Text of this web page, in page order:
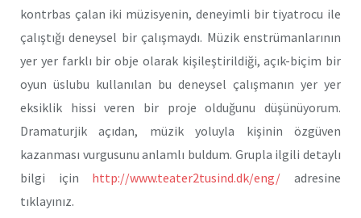
kontrbas çalan iki müzisyenin, deneyimli bir tiyatrocu ile
çalıştığı deneysel bir çalışmaydı. Müzik enstrümanlarının
yer yer farklı bir obje olarak kişileştirildiği, açık-biçim bir
oyun üslubu kullanılan bu deneysel çalışmanın yer yer
eksiklik hissi veren bir proje olduğunu düşünüyorum.
Dramaturjik açıdan, müzik yoluyla kişinin özgüven
kazanması vurgusunu anlamlı buldum. Grupla ilgili detaylı
bilgi için http://www.teater2tusind.dk/eng/ adresine
tıklayınız.